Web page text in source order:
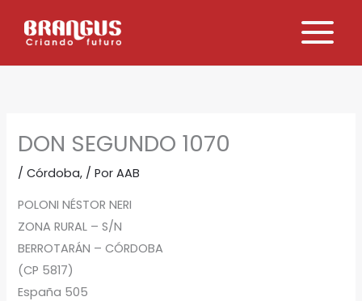
DON SEGUNDO 1070
/Córdoba, / PorAAB
POLONI NÉSTOR NERI
ZONA RURAL – S/N
BERROTARÁN – CÓRDOBA
(CP 5817)
España 505